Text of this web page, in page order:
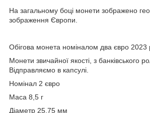
На загальному боці монети зображено
зображення Європи.
Обігова монета номіналом два євро 2023
Монети звичайної якості, з банківського
Відправляємо в капсулі.
Номінал 2 євро
Маса 8,5 г
Діаметр 25,75 мм